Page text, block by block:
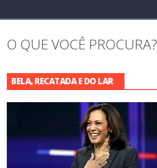
O QUE VOCÊ PROCURA?
BELA, RECATADA E DO LAR